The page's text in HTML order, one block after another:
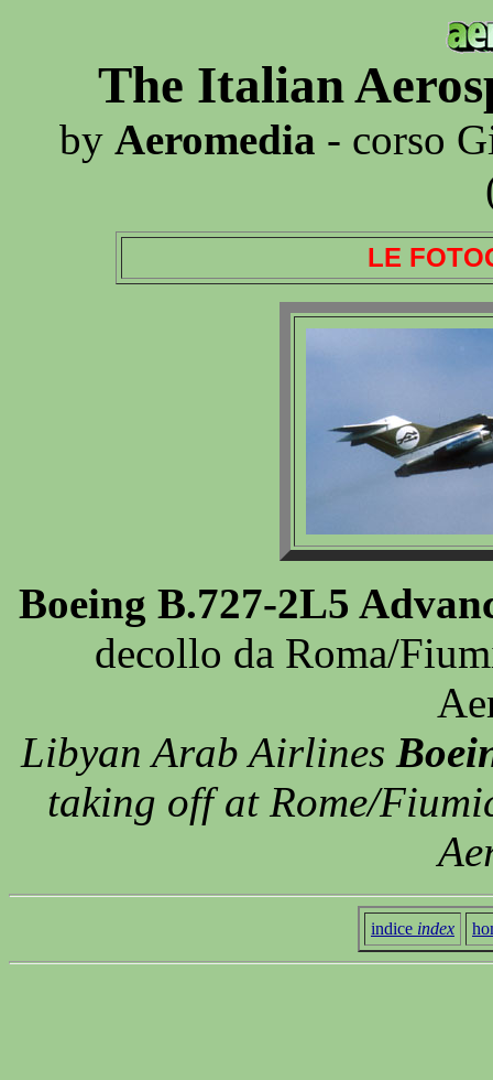
The Italian
by Aeromedia - corso
LE
Boeing B.727-2L5
decollo da Roma/
Libyan Arab Airlines
taking off at Rome/
indice index